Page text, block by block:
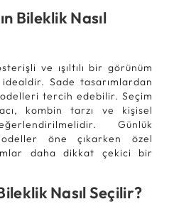
Bileklik Nasıl
ve ışıltılı bir görünüm
Sade tasarımlardan
tercih edebilir. Seçim
kombin tarzı ve kişisel
Günlük
öne çıkarken özel
daha dikkat çekici bir
Nasıl Seçilir?